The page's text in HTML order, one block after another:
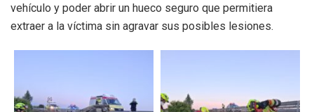
vehículo y poder abrir un hueco seguro que permitiera
extraer a la víctima sin agravar sus posibles lesiones.